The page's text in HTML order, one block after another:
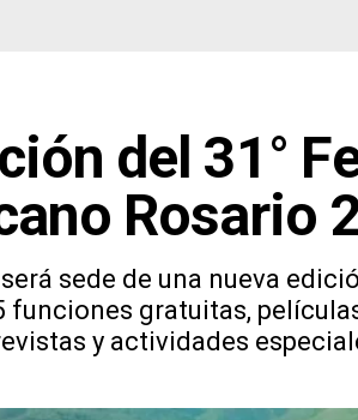
del 31°
Rosario
sede de una nueva
funciones gratuitas,
y actividades